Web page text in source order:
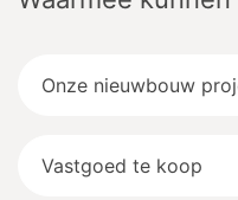
Onze nieuwbouw
Vastgoed te koop